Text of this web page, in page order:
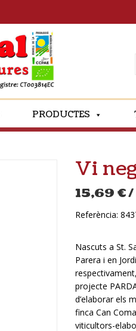
PRODUCTES
Vi
15,69 €/
Referència:
Nascuts a St.
Parera i en
projecte
d’elaborar els
finca Can
viticultors-